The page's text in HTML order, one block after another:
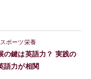
スポーツ栄養
の鍵は英語力？ 実践の
語力が相関